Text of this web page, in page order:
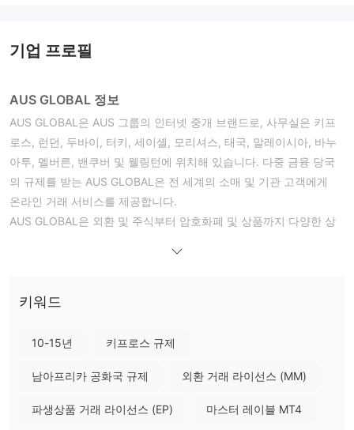
기업 프로필
AUS GLOBAL 정보
AUS GLOBAL은 AUS 그룹의 인터넷 중개 브랜드로, 사무실은 키프
로스, 런던, 두바이, 터키, 세이셸, 모리셔스, 태국, 말레이시아, 바누
아투, 멜버른, 밴쿠버 및 웰링턴에 위치해 있습니다. 다중 금융 당국
의 규제를 받는 AUS GLOBAL은 전 세계의 소매 및 기관 고객에게
온라인 거래 서비스를 제공합니다.
AUS GLOBAL은 외환 및 주식부터 암호화폐 및 상품까지 다양한 상
장단점 AUS GLOBAL 안전 여부 또는 사기인가?
Commission (CYSEC) 및 호주의 Australia Securities & Investment
를 받고 있습니다.
당국(FSCA)에 등록번호 52171로 규제를 받고 있습니다.
키워드
10-15년 키프로스 규제
남아프리카 공화국 규제 외환 거래 라이선스 (MM)
파생상품 거래 라이선스 (EP) 마스터 레이블 MT4